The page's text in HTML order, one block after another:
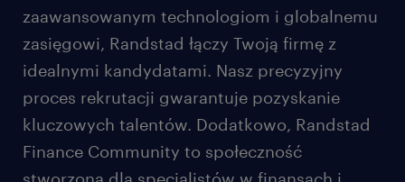
zaawansowanym technologiom i globalnemu
zasięgowi, Randstad łączy Twoją firmę z
idealnymi kandydatami. Nasz precyzyjny
proces rekrutacji gwarantuje pozyskanie
kluczowych talentów. Dodatkowo, Randstad
Finance Community to społeczność